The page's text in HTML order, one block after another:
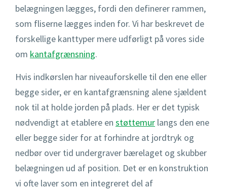
belægningen lægges, fordi den definerer rammen,
som fliserne lægges inden for. Vi har beskrevet de
forskellige kanttyper mere udførligt på vores side
om kantafgrænsning.
Hvis indkørslen har niveauforskelle til den ene eller
begge sider, er en kantafgrænsning alene sjældent
nok til at holde jorden på plads. Her er det typisk
nødvendigt at etablere en støttemur langs den ene
eller begge sider for at forhindre at jordtryk og
nedbør over tid undergraver bærelaget og skubber
belægningen ud af position. Det er en konstruktion
vi ofte laver som en integreret del af